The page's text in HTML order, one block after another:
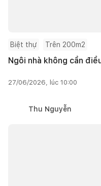
Biệt thự Trên 200m2
Ngôi nhà không cần
27/06/2026, lúc 10:00
Thu Nguyễn